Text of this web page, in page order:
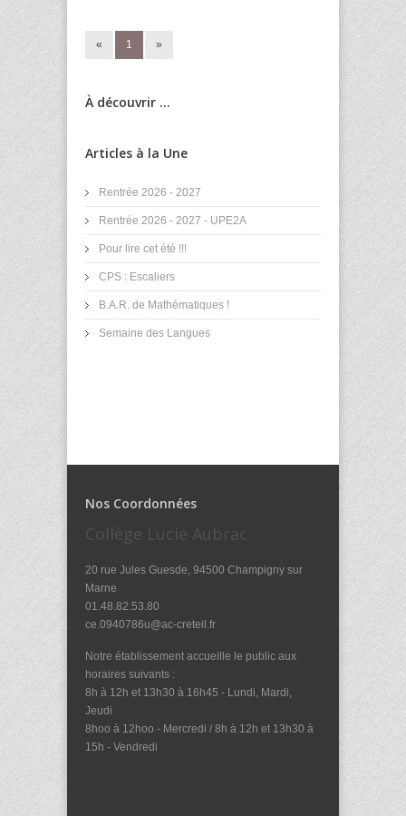
« 1 »
À découvrir ...
Articles à la Une
Rentrée 2026 - 2027
Rentrée 2026 - 2027 - UPE2A
Pour lire cet été !!!
CPS : Escaliers
B.A.R. de Mathématiques !
Semaine des Langues
Nos Coordonnées
Collège Lucie Aubrac
20 rue Jules Guesde, 94500 Champigny sur
Marne
01.48.82.53.80
ce.0940786u@ac-creteil.fr
Notre établissement accueille le public aux
horaires suivants :
8h à 12h et 13h30 à 16h45 - Lundi, Mardi,
Jeudi
8hoo à 12hoo - Mercredi / 8h à 12h et 13h30 à
15h - Vendredi